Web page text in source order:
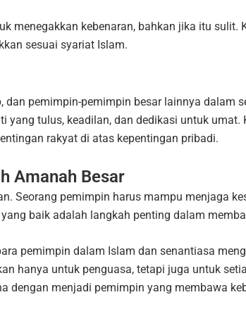
menegakkan kebenaran, bahkan jika itu
sesuai syariat Islam.
dan pemimpin-pemimpin besar lainnya dalam
yang tulus, keadilan, dan dedikasi untuk
rakyat di atas kepentingan pribadi.
Amanah Besar
Seorang pemimpin harus mampu menjaga
baik adalah langkah penting dalam
pemimpin dalam Islam dan senantiasa
hanya untuk penguasa, tetapi juga untuk
dengan menjadi pemimpin yang membawa